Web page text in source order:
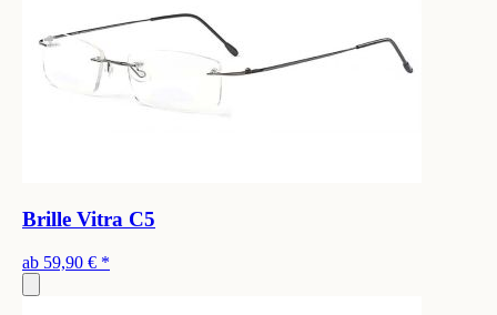
Brille Vitra C5
ab 59,90 € *